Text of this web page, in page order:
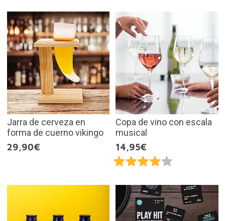
Jarra de cerveza en
forma de cuerno vikingo
29,90€
Copa de vino con escala
musical
14,95€